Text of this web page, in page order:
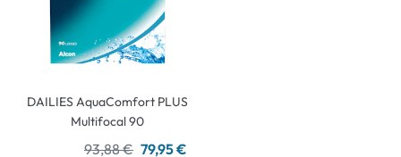
DAILIES AquaComfort PLUS
Multifocal 90
93,88 € 79,95 €